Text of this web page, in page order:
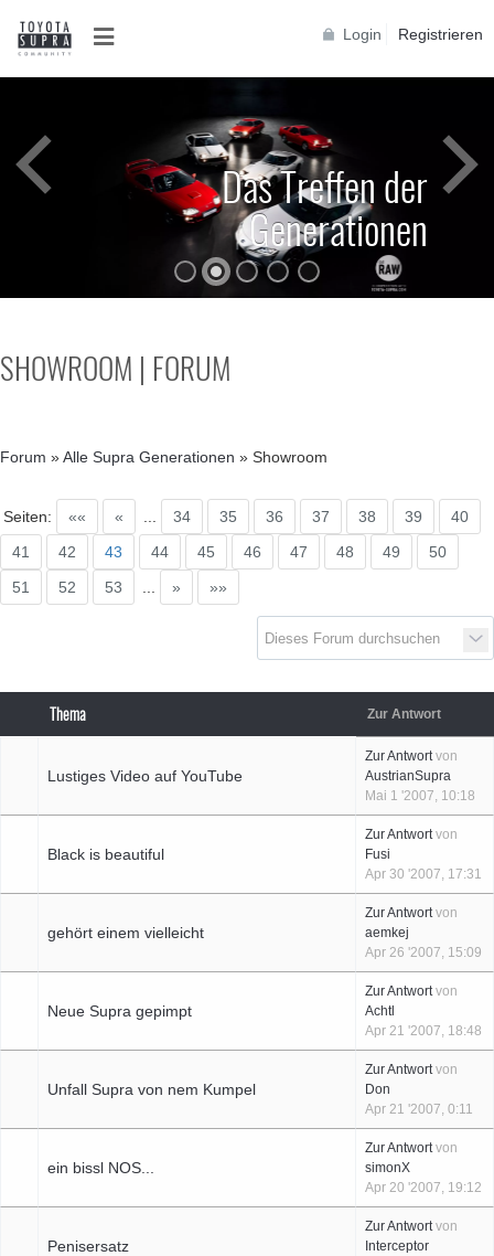
Login Registrieren
D
a
s
T
r
e
f
f
e
n
d
e
r
G
e
n
e
r
a
t
i
o
n
e
n
Das Treffen der
Generationen
SHOWROOM | FORUM
Forum »Alle Supra Generationen » Showroom
Seiten: «« « 34 35 36 37 38 39
40
41
42 43 44 45 46 47 48 49
50
51
52 53 » »»
Thema Zur Antwort
Lustiges Video auf YouTube
Zur Antwortvon
AustrianSupra
Mai 1 '2007, 10:18
Black is beautiful
Zur Antwortvon
Fusi
Apr 30 '2007, 17:31
gehört einem vielleicht
Zur Antwortvon
aemkej
Apr 26 '2007, 15:09
Neue Supra gepimpt
Zur Antwortvon
Achtl
Apr 21 '2007, 18:48
Unfall Supra von nem Kumpel
Zur Antwortvon
Don
Apr 21 '2007, 0:11
ein bissl NOS...
Zur Antwortvon
simonX
Apr 20 '2007, 19:12
Penisersatz
Zur Antwortvon
Interceptor